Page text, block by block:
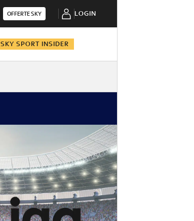
OFFERTE SKY LOGIN
SKY SPORT INSIDER